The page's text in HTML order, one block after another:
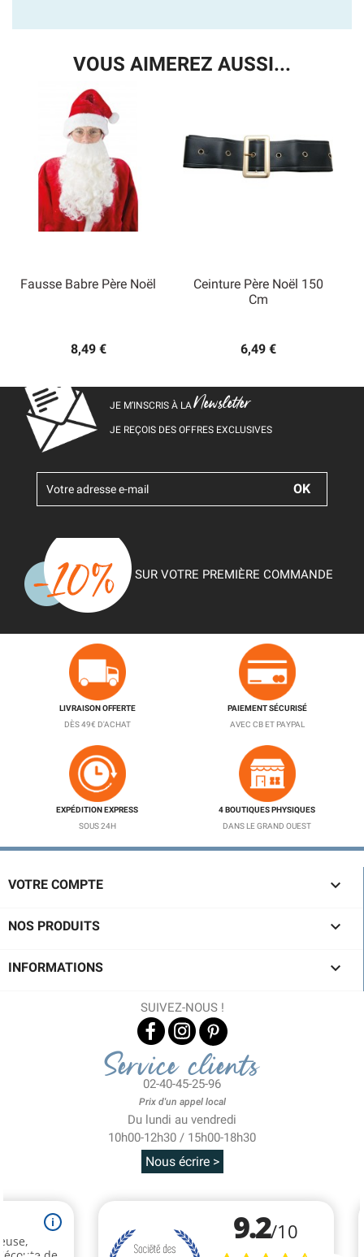
VOUS AIMEREZ AUSSI...
Fausse Babre Père Noël
8,49 €
Ceinture Père Noël 150
Cm
6,49 €
JE M’INSCRIS À LANewsletter
JE REÇOIS DES OFFRES EXCLUSIVES
SUR VOTRE PREMIÈRE COMMANDE
LIVRAISON OFFERTE
DÈS 49€ D'ACHAT
PAIEMENT SÉCURISÉ
AVEC CB ET PAYPAL
EXPÉDITION EXPRESS
SOUS 24H
4 BOUTIQUES PHYSIQUES
DANS LE GRAND OUEST
VOTRE COMPTE 
NOS PRODUITS 
INFORMATIONS 
SUIVEZ-NOUS !
Service clients
02-40-45-25-96
Prix d'un appel local
Du lundi au vendredi
10h00-12h30 / 15h00-18h30
Nous écrire >